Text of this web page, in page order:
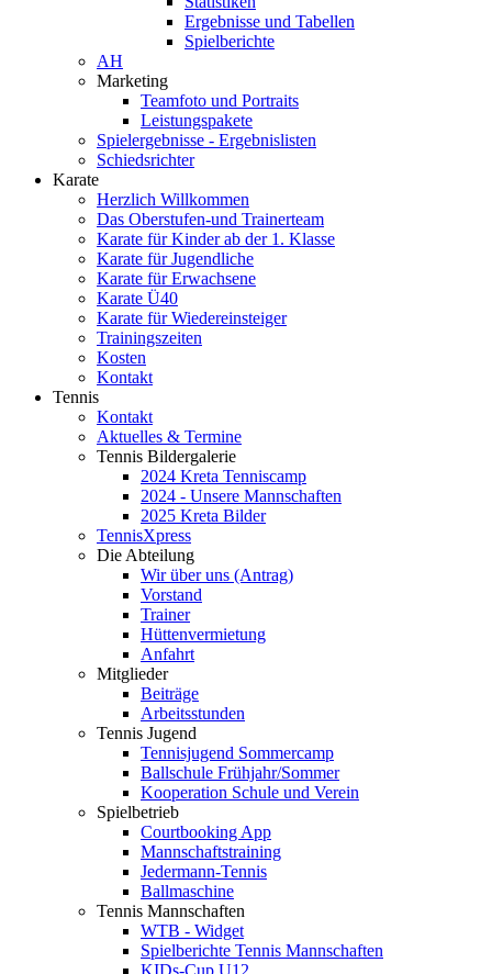
Ergebnisse und Tabellen
Spielberichte
AH
Marketing
Teamfoto und Portraits
Leistungspakete
Spielergebnisse - Ergebnislisten
Schiedsrichter
Karate
Herzlich Willkommen
Das Oberstufen-und Trainerteam
Karate für Kinder ab der 1. Klasse
Karate für Jugendliche
Karate für Erwachsene
Karate Ü40
Karate für Wiedereinsteiger
Trainingszeiten
Kosten
Kontakt
Tennis
Kontakt
Aktuelles & Termine
Tennis Bildergalerie
2024 Kreta Tenniscamp
2024 - Unsere Mannschaften
2025 Kreta Bilder
TennisXpress
Die Abteilung
Wir über uns (Antrag)
Vorstand
Trainer
Hüttenvermietung
Anfahrt
Mitglieder
Beiträge
Arbeitsstunden
Tennis Jugend
Tennisjugend Sommercamp
Ballschule Frühjahr/Sommer
Kooperation Schule und Verein
Spielbetrieb
Courtbooking App
Mannschaftstraining
Jedermann-Tennis
Ballmaschine
Tennis Mannschaften
WTB - Widget
Spielberichte Tennis Mannschaften